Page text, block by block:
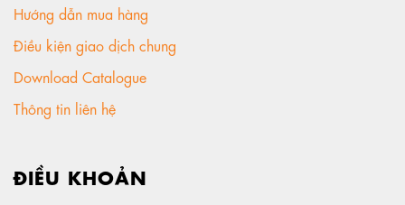
Hướng dẫn mua hàng
Điều kiện giao dịch chung
Download Catalogue
Thông tin liên hệ
ĐIỀU KHOẢN